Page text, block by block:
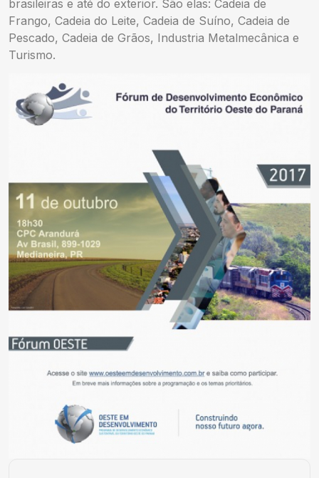
brasileiras e até do exterior. São elas: Cadeia de
Frango, Cadeia do Leite, Cadeia de Suíno, Cadeia de
Pescado, Cadeia de Grãos, Industria Metalmecânica e
Turismo.